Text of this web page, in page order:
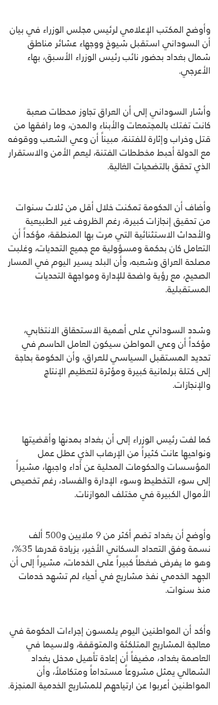
وأوضح المكتب الإعلامي لرئيس مجلس الوزراء في بيان
أن السوداني استقبل شيوخ ووجهاء عشائر مناطق
شمال بغداد بحضور نائب رئيس الوزراء الأسبق، بهاء
الأعرجي.
وأشار السوداني إلى أن العراق تجاوز محطات صعبة
كانت تفتك بالمجتمعات والأبناء والمدن، وما رافقها من
قتل وخراب وإثارة للفتنة، مبيناً أن وعي الشعب ووقوفه
مع الدولة أحبط مخططات الفتنة، ليعم الأمن والاستقرار
الذي تحقق بالتضحيات الغالية.
وأضاف أن الحكومة تمكنت خلال أقل من ثلاث سنوات
من تحقيق إنجازات كبيرة، رغم الظروف غير الطبيعية
والأحداث الاستثنائية التي مرت بها المنطقة، مؤكداً أن
التعامل كان بحكمة ومسؤولية مع جميع التحديات، وغلبت
مصلحة العراق وشعبه، وأن البلد يسير اليوم في المسار
الصحيح، مع رؤية واضحة للإدارة ومواجهة التحديات
المستقبلية.
وشدد السوداني على أهمية الاستحقاق الانتخابي،
مؤكداً أن وعي المواطن سيكون العامل الحاسم في
تحديد المستقبل السياسي للعراق، وأن الحكومة بحاجة
إلى كتلة برلمانية كبيرة ومؤثرة لتعظيم الإنتاج
والإنجازات.
كما لفت رئيس الوزراء إلى أن بغداد بمدنها وأقضيتها
ونواحيها عانت كثيراً من الإرهاب الذي عطل عمل
المؤسسات والحكومات المحلية عن أداء واجبها، مشيراً
إلى سوء التخطيط وسوء الإدارة والفساد، رغم تخصيص
الأموال الكبيرة في مختلف الموازنات.
وأوضح أن بغداد تضم أكثر من 9 ملايين و500 ألف
نسمة وفق التعداد السكاني الأخير، بزيادة قدرها 35%،
وهو ما يفرض ضغطاً كبيراً على الخدمات، مشيراً إلى أن
الجهد الخدمي نفذ مشاريع في أحياء لم تشهد خدمات
منذ سنوات.
وأكد أن المواطنين اليوم يلمسون إجراءات الحكومة في
معالجة المشاريع المتلكئة والمتوقفة، ولاسيما في
العاصمة بغداد، مضيفاً أن إعادة تأهيل مدخل بغداد
الشمالي يمثل مشروعاً مستداماً ومتكاملاً، وأن
المواطنين أعربوا عن ارتياحهم للمشاريع الخدمية المنجزة.